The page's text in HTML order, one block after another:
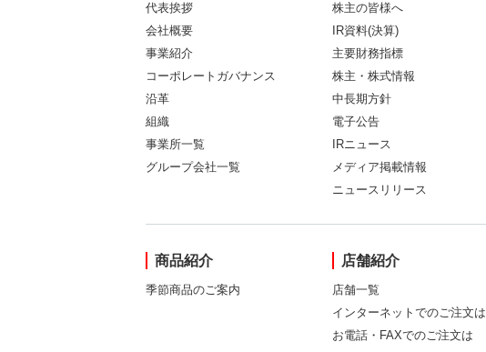
代表挨拶
会社概要
事業紹介
コーポレートガバナンス
沿革
組織
事業所一覧
グループ会社一覧
株主の皆様へ
IR資料(決算)
主要財務指標
株主・株式情報
中長期方針
電子公告
IRニュース
メディア掲載情報
ニュースリリース
商品紹介
季節商品のご案内
店舗紹介
店舗一覧
インターネットでのご注文は
お電話・FAXでのご注文は